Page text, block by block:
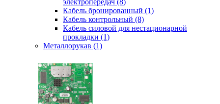
электропередач (8)
Кабель бронированный (1)
Кабель контрольный (8)
Кабель силовой для нестационарной
прокладки (1)
Металлорукав (1)